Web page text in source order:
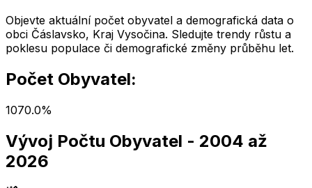
Objevte aktuální počet obyvatel a demografická data o
obci Čáslavsko, Kraj Vysočina. Sledujte trendy růstu a
poklesu populace či demografické změny průběhu let.
Počet Obyvatel:
1070.0%
Vývoj Počtu Obyvatel - 2004 až
2026